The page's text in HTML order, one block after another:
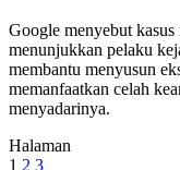
Google menyebut kasus
menunjukkan pelaku
membantu menyusun
memanfaatkan celah
menyadarinya.
Halaman
1 2 3